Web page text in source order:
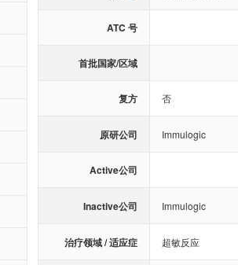
ATC 号
首批国家/区域
复方 否
原研公司 Immulogic
Active公司
Inactive公司 Immulogic
治疗领域 / 适应症 超敏反应